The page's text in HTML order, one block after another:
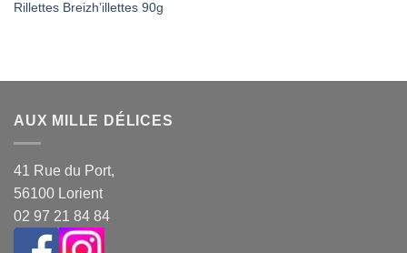
Rillettes Breizh’illettes 90g
AUX MILLE DÉLICES
41 Rue du Port,
56100 Lorient
02 97 21 84 84